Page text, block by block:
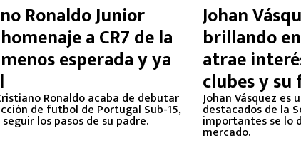
Ronaldo Junior
a CR7 de la
esperada y ya
Ronaldo acaba de debutar
de futbol de Portugal Sub-15,
los pasos de su padre.
Johan
brillando
atrae
clubes y
Inglaterra
Johan Vásquez es
destacados de la
importantes se lo
mercado.